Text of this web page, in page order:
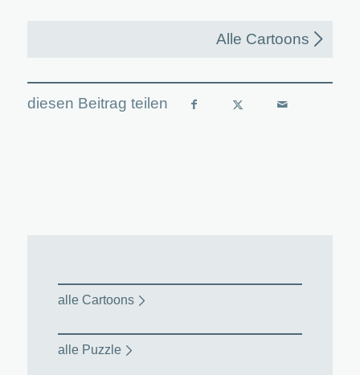
Alle Cartoons
alle Cartoons
alle Puzzle